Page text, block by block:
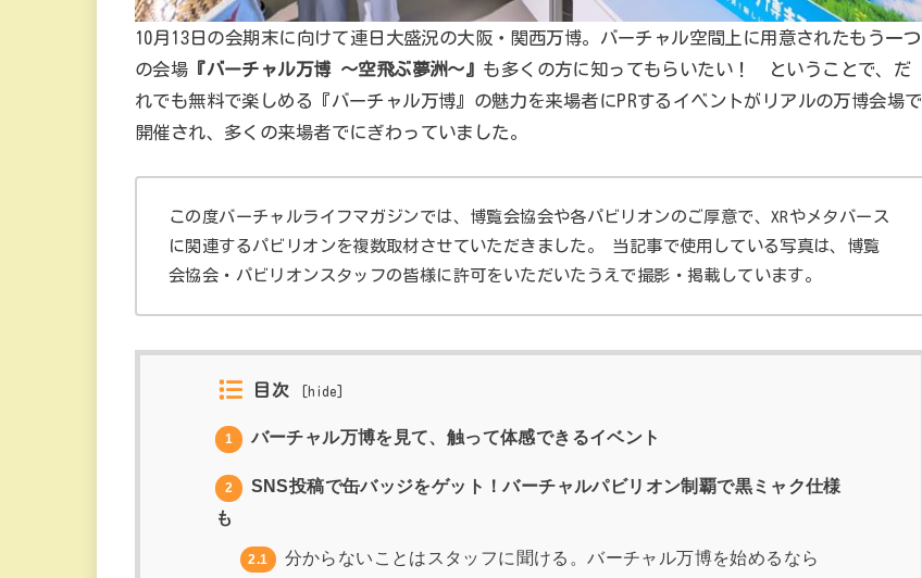
10月13日の会期末に向けて連日大盛況の大阪・関西万博。バーチャル空間上に用意されたもう一つ
の会場 『バーチャル万博 ～空飛ぶ夢洲～』 も多くの方に知ってもらいたい！ ということで、だ
れでも無料で楽しめる『バーチャル万博』の魅力を来場者にPRするイベントがリアルの万博会場で
開催され、多くの来場者でにぎわっていました。
この度バーチャルライフマガジンでは、博覧会協会や各パビリオンのご厚意で、XRやメタバース
に関連するパビリオンを複数取材させていただきました。 当記事で使用している写真は、博覧
会協会・パビリオンスタッフの皆様に許可をいただいたうえで撮影・掲載しています。
目次 [ hide ]
1 バーチャル万博を見て、触って体感できるイベント
2
SNS投稿で缶バッジをゲット！バーチャルパビリオン制覇で黒ミャク仕様
も
2.1
分からないことはスタッフに聞ける。バーチャル万博を始めるなら